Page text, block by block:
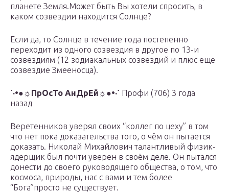
планете Земля.Может быть Вы хотели спросить, в
каком созвездии находится Солнце?
Если да, то Солнце в течение года постепенно
переходит из одного созвездия в другое по 13-и
созвездиям (12 зодиакальных созвездий и плюс еще
созвездие Змееносца).
˙·•●☼ПрОсТо АнДрЕй☼●•·˙ Профи (706) 3 года
назад
Веретенников уверял своих “коллег по цеху” в том
что нет пока доказательства того, о чём он пытается
доказать. Николай Михайлович талантливый физик-
ядерщик был почти уверен в своём деле. Он пытался
донести до своего руководящего общества, о том, что
космоса, природы, нас с вами и тем более
“Бога”просто не существует.